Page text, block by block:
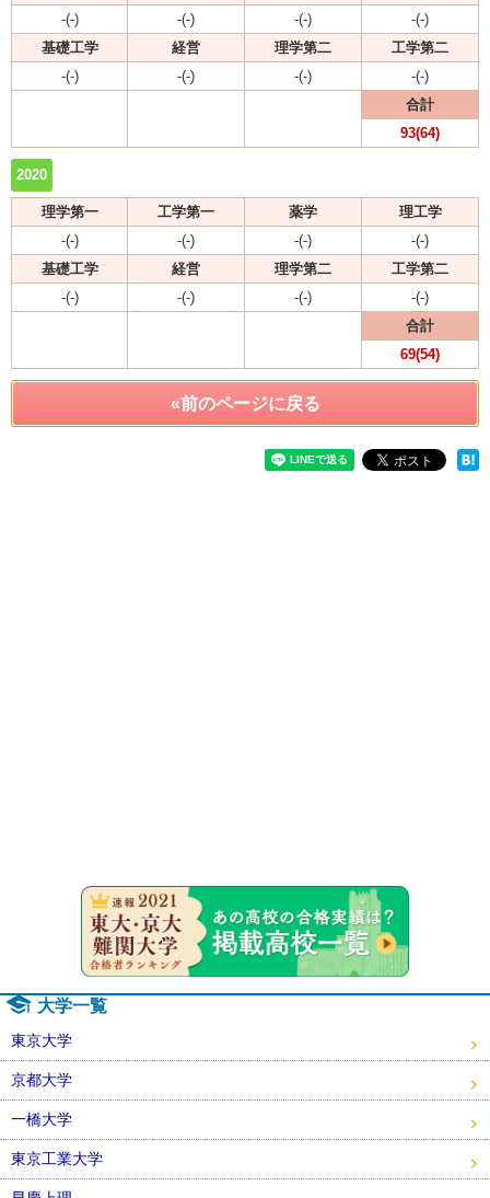
-(-)
-(-) -(-)
-(-)
基礎工学
経営 理学第二
工学第二
-(-)
-(-) -(-)
-(-)
合計
93(64)
2020
理学第一 工学第一 薬学
理工学
-(-)
-(-) -(-)
-(-)
基礎工学
経営 理学第二
工学第二
-(-)
-(-) -(-)
-(-)
合計
69(54)
«前のページに戻る
大学一覧
東京大学
京都大学
一橋大学
東京工業大学